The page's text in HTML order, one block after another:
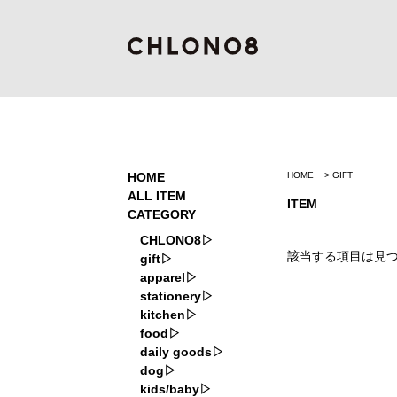
HOME
ALL ITEM
CATEGORY
CHLONO8
gift
apparel
stationery
kitchen
food
daily goods
dog
kids/baby
HOME GIFT
ITEM
該当する項目は見